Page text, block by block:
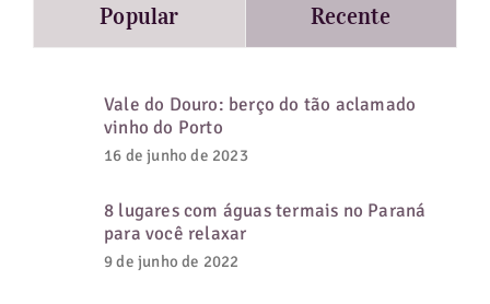
Popular Recente
Vale do Douro: berço do tão aclamado
vinho do Porto
16 de junho de 2023
8 lugares com águas termais no Paraná
para você relaxar
9 de junho de 2022